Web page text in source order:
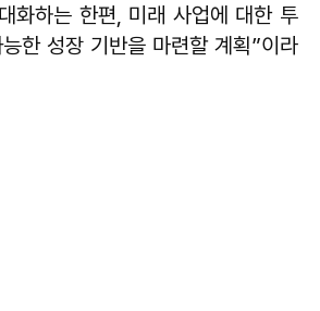
화하는 한편, 미래 사업에 대한 투
한 성장 기반을 마련할 계획”이라